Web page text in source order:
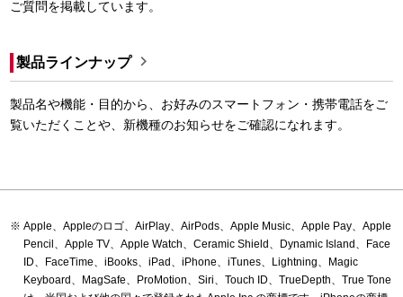
ご質問を掲載しています。
製品ラインナップ 
製品名や機能・目的から、お好みのスマートフォン・携帯電話をご
覧いただくことや、新機種のお知らせをご確認になれます。
Apple、Appleのロゴ、AirPlay、AirPods、Apple Music、Apple Pay、Apple
Pencil、Apple TV、Apple Watch、Ceramic Shield、Dynamic Island、Face
ID、FaceTime、iBooks、iPad、iPhone、iTunes、Lightning、Magic
Keyboard、MagSafe、ProMotion、Siri、Touch ID、TrueDepth、True Tone